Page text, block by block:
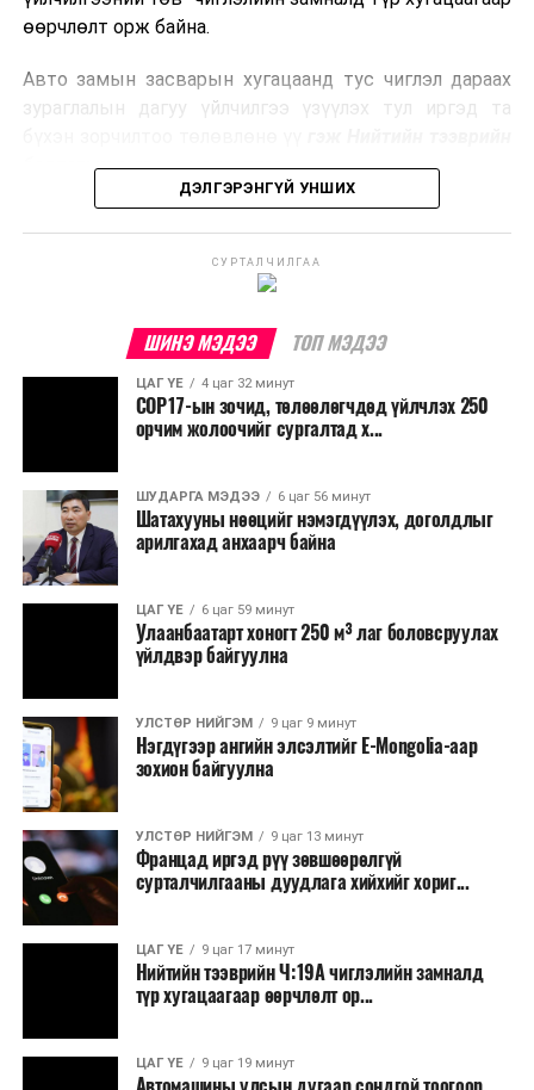
боловсруулах үйлдвэрүүдээр дулаан, цахилгаан
Ийнхүү лаг хатаах, шатаах технологийг лагийн
улсад өргөн ашиглаж байна.
өөрчлөлт орж байна.
Авто замын засварын хугацаанд тус чиглэл дараах
зураглалын дагуу үйлчилгээ үзүүлэх тул иргэд та
бодлогын газраас мэдээллээ.
ДЭЛГЭРЭНГҮЙ УНШИХ
СУРТАЛЧИЛГАА
ШИНЭ МЭДЭЭ ТОП МЭДЭЭ
ЦАГ ҮЕ 4 цаг 32 минут
COP17-ын зочид, төлөөлөгчдөд үйлчлэх 250
орчим жолоочийг сургалтад х...
ШУДАРГА МЭДЭЭ 6 цаг 56 минут
Шатахууны нөөцийг нэмэгдүүлэх, доголдлыг
арилгахад анхаарч байна
ЦАГ ҮЕ 6 цаг 59 минут
Улаанбаатарт хоногт 250 м³ лаг боловсруулах
үйлдвэр байгуулна
УЛСТӨР НИЙГЭМ 9 цаг 9 минут
Нэгдүгээр ангийн элсэлтийг E-Mongolia-аар
зохион байгуулна
УЛСТӨР НИЙГЭМ 9 цаг 13 минут
Францад иргэд рүү зөвшөөрөлгүй
сурталчилгааны дуудлага хийхийг хориг...
ЦАГ ҮЕ 9 цаг 17 минут
Нийтийн тээврийн Ч:19А чиглэлийн замналд
түр хугацаагаар өөрчлөлт ор...
ЦАГ ҮЕ 9 цаг 19 минут